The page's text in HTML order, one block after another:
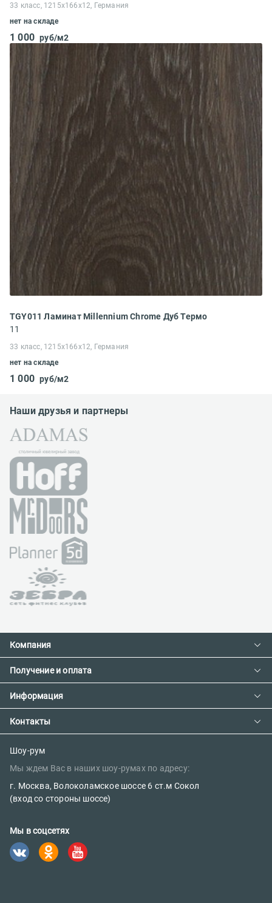
33 класс, 1215x166x12, Германия
нет на складе
1 000 руб/м2
TGY011 Ламинат Millennium Chrome Дуб Термо
11
33 класс, 1215x166x12, Германия
нет на складе
1 000 руб/м2
Наши друзья и партнеры
Компания
Контакты
О компании
Сотрудничество
Наш блог
Получение и оплата
Доставка и оплата
Предзаказ товара с фабрики
Информация
Как сделать заказ
Политика конфиденциальности
Контакты
E-mail:
sales@parketov-store.ru
Телефоны:
Шоу-рум
Мы ждем Вас в наших шоу-румах по адресу:
г. Москва, Волоколамское шоссе 6 ст.м Сокол
(вход со стороны шоссе)
Мы в соцсетях